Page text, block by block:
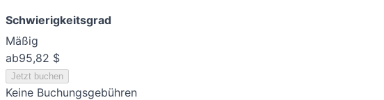
Schwierigkeitsgrad
Mäßig
ab95,82 $
Jetzt buchen
Keine Buchungsgebühren